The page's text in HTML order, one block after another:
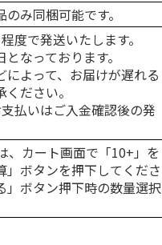
のみ同梱可能です。
度で発送いたします。
なっております。
よって、お届けが遅れる
ださい。
払いはご入金確認後の発
カート画面で「10+」を
ボタンを押下してくださ
」ボタン押下時の数量選択